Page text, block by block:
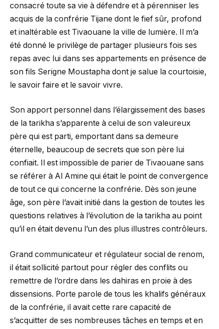
consacré toute sa vie à défendre et à pérenniser les
acquis de la confrérie Tijane dont le fief sûr, profond
et inaltérable est Tivaouane la ville de lumière. Il m’a
été donné le privilège de partager plusieurs fois ses
repas avec lui dans ses appartements en présence de
son fils Serigne Moustapha dont je salue la courtoisie,
le savoir faire et le savoir vivre.
Son apport personnel dans l’élargissement des bases
de la tarikha s’apparente à celui de son valeureux
père qui est parti, emportant dans sa demeure
éternelle, beaucoup de secrets que son père lui
confiait. Il est impossible de parier de Tivaouane sans
se référer à Al Amine qui était le point de convergence
de tout ce qui concerne la confrérie. Dès son jeune
âge, son père l’avait initié dans la gestion de toutes les
questions relatives à l’évolution de la tarikha au point
qu’il en était devenu l’un des plus illustres contrôleurs.
Grand communicateur et régulateur social de renom,
il était sollicité partout pour régler des conflits ou
remettre de l’ordre dans les dahiras en proie à des
dissensions. Porte parole de tous les khalifs généraux
de la confrérie, il avait cette rare capacité de
s’acquitter de ses nombreuses tâches en temps et en